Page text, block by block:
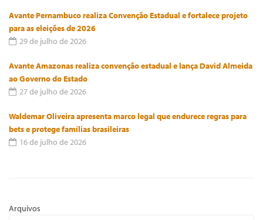
Avante Pernambuco realiza Convenção Estadual e fortalece projeto
para as eleições de 2026
29 de julho de 2026
Avante Amazonas realiza convenção estadual e lança David Almeida
ao Governo do Estado
27 de julho de 2026
Waldemar Oliveira apresenta marco legal que endurece regras para
bets e protege famílias brasileiras
16 de julho de 2026
Arquivos